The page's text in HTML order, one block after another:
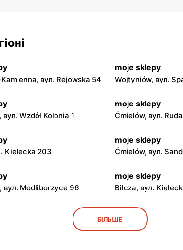
вул. Rejowska 54
moje sklepy
Wojtyniów, вул.
Wzdół Kolonia 1
moje sklepy
Ćmielów, вул.
Kielecka 203
moje sklepy
Ćmielów, вул.
вул. Modliborzyce 96
moje sklepy
Bilcza, вул.
moje sklepy
Gorzyce, вул.
БІЛЬШЕ